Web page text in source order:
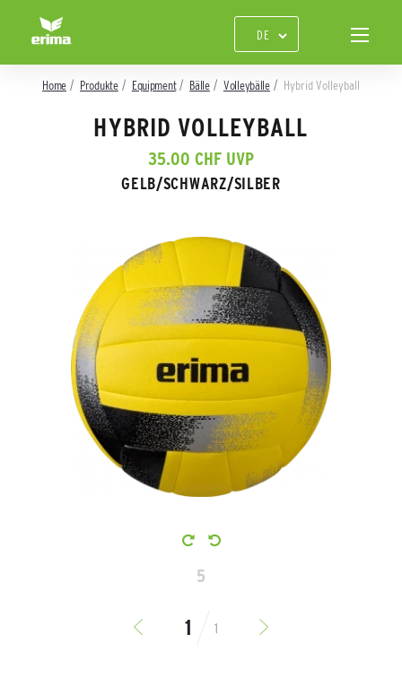
Home Produkte Equipment Bälle Volleybälle Hybrid Volleyball
HYBRID VOLLEYBALL
35.00 CHF UVP
GELB/SCHWARZ/SILBER
5
1